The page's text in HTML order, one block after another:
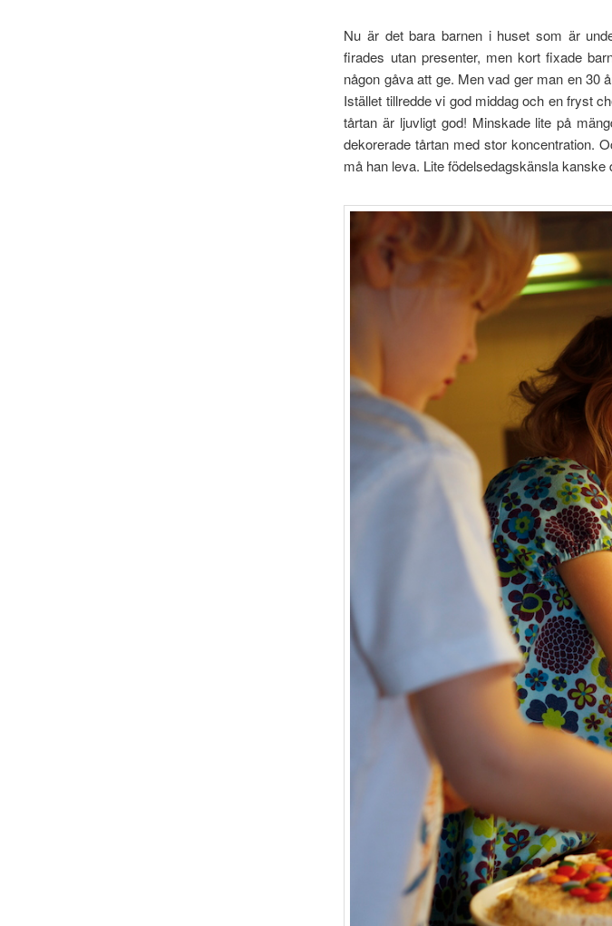
Nu är det bara barnen i huset som är
firades utan presenter, men kort fixade
någon gåva att ge. Men vad ger man en 30
Istället tillredde vi god middag och en fryst
tårtan är ljuvligt god! Minskade lite på
dekorerade tårtan med stor koncentration.
må han leva. Lite födelsedagskänsla kanske